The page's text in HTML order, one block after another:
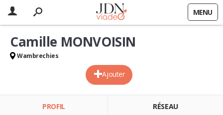
MENU
Ajouter
Camille MONVOISIN
Wambrechies
PROFIL RÉSEAU